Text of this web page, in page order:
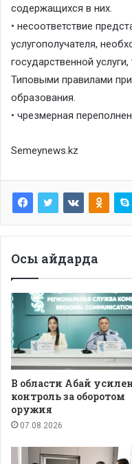
содержащихся в них.
• несоответствие
услугополучателя,
государственной
Типовыми правилами
образования.
• чрезмерная
Semeynews.kz
Осы айдарда
В области Абай
контроль за оборотом
оружия
07.08.2026